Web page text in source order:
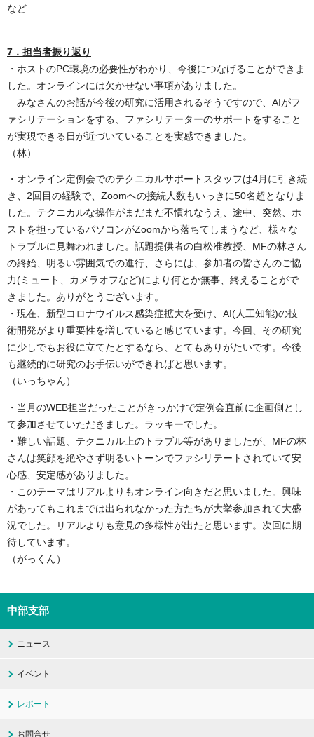
など
7．担当者振り返り
・ホストのPC環境の必要性がわかり、今後につなげることができま
した。オンラインには欠かせない事項がありました。
みなさんのお話が今後の研究に活用されるそうですので、AIがフ
ァシリテーションをする、ファシリテーターのサポートをすること
が実現できる日が近づいていることを実感できました。
（林）
・オンライン定例会でのテクニカルサポートスタッフは4月に引き続
き、2回目の経験で、Zoomへの接続人数もいっきに50名超となりま
した。テクニカルな操作がまだまだ不慣れなうえ、途中、突然、ホ
ストを担っているパソコンがZoomから落ちてしまうなど、様々な
トラブルに見舞われました。話題提供者の白松准教授、MFの林さん
の終始、明るい雰囲気での進行、さらには、参加者の皆さんのご協
力(ミュート、カメラオフなど)により何とか無事、終えることがで
きました。ありがとうございます。
・現在、新型コロナウイルス感染症拡大を受け、AI(人工知能)の技
術開発がより重要性を増していると感じています。今回、その研究
に少しでもお役に立てたとするなら、とてもありがたいです。今後
も継続的に研究のお手伝いができればと思います。
（いっちゃん）
・当月のWEB担当だったことがきっかけで定例会直前に企画側とし
て参加させていただきました。ラッキーでした。
・難しい話題、テクニカル上のトラブル等がありましたが、MFの林
さんは笑顔を絶やさず明るいトーンでファシリテートされていて安
心感、安定感がありました。
・このテーマはリアルよりもオンライン向きだと思いました。興味
があってもこれまでは出られなかった方たちが大挙参加されて大盛
況でした。リアルよりも意見の多様性が出たと思います。次回に期
待しています。
（がっくん）
中部支部
ニュース
イベント
レポート
お問合せ